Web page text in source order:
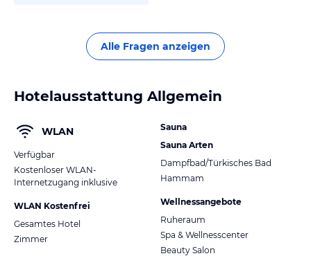
- Rollstuhlgerechte Dusche mit Klappsitz
- Toilettenhandgriff
- Niedriges Waschbecken
- Kommunikationssystem mit Freisprecheinrichtung
Allgemeine und unverbindliche
Hoteliers-/Veranstalter-/Kataloginformationen. Alle Angaben
ohne Gewähr und ohne Prüfung durch HolidayCheck. Bitte
lies vor der Buchung die verbindlichen Angebotsdetailsdes
jeweiligen Veranstalters.
Alle Fragen anzeigen
Hotelausstattung Allgemein
WLAN
Verfügbar
Kostenloser WLAN-
Internetzugang inklusive
WLAN Kostenfrei
Gesamtes Hotel
Zimmer
Sauna
Sauna Arten
Dampfbad/Türkisches Bad
Hammam
Wellnessangebote
Ruheraum
Spa & Wellnesscenter
Beauty Salon